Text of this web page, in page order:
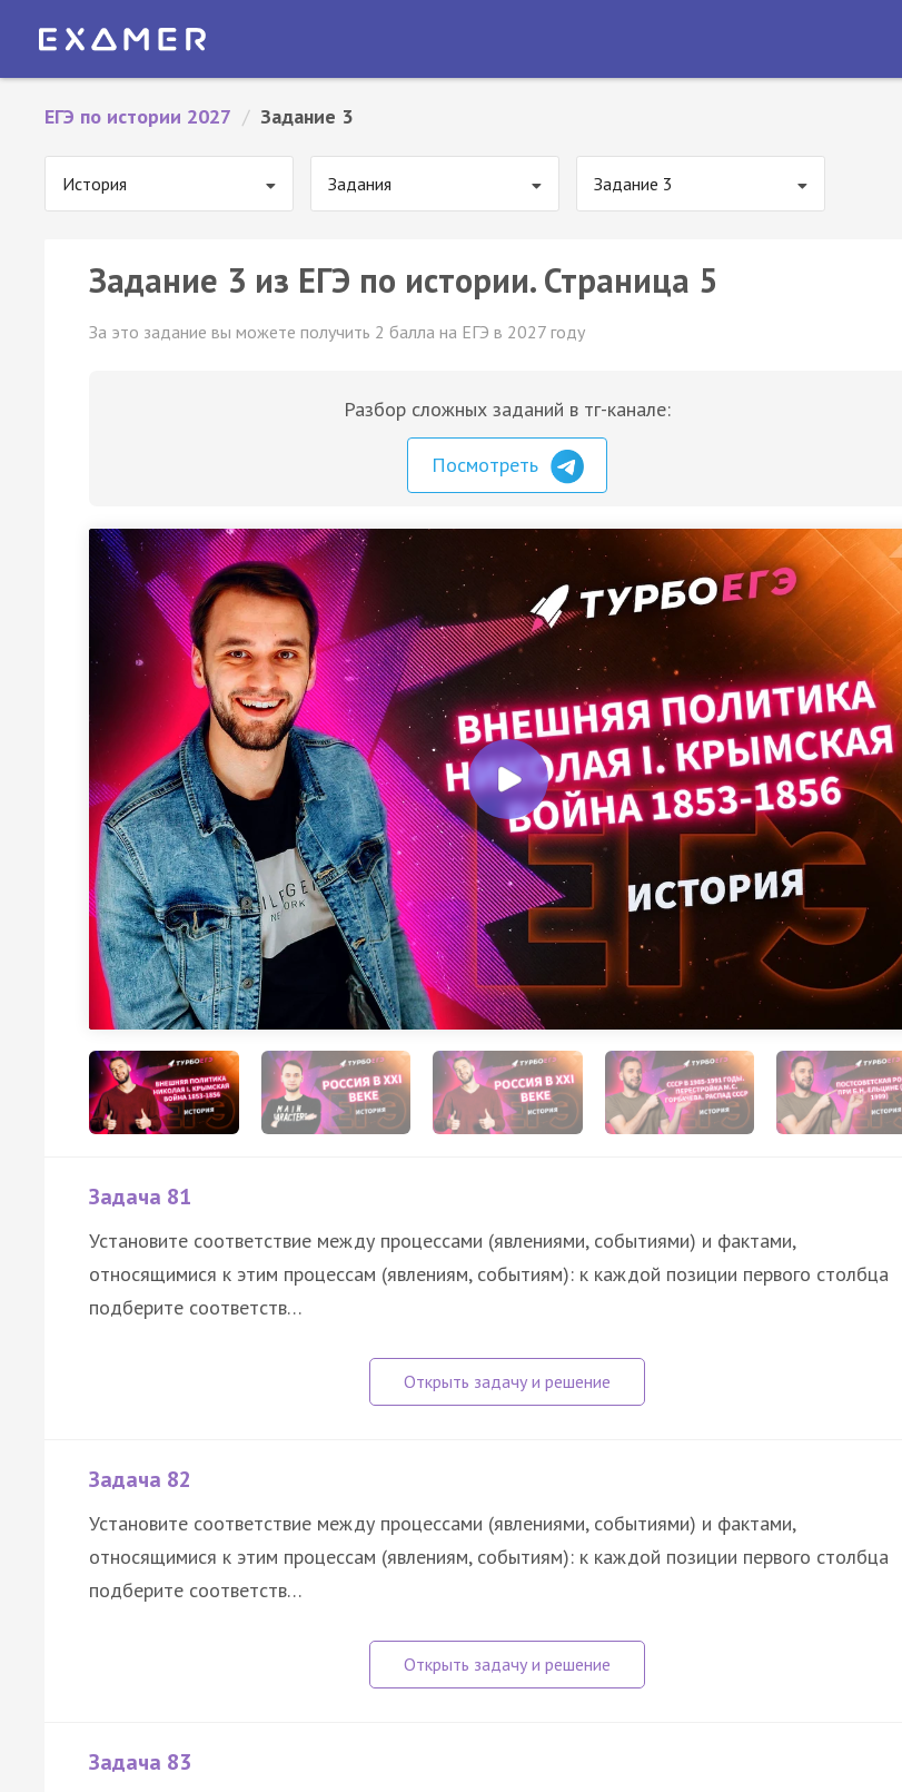
ЕГЭ по истории 2027 / Задание 3
История Задания Задание 3
Задание 3 из ЕГЭ по истории. Страница 5
За это задание вы можете получить 2 балла на ЕГЭ в 2027 году
Разбор сложных заданий в тг-канале:
Посмотреть
Задача 81
Установите соответствие между процессами (явлениями, событиями) и фактами,
относящимися к этим процессам (явлениям, событиям): к каждой позиции первого столбца
подберите соответств…
Задача 82
Установите соответствие между процессами (явлениями, событиями) и фактами,
относящимися к этим процессам (явлениям, событиям): к каждой позиции первого столбца
подберите соответств…
Задача 83